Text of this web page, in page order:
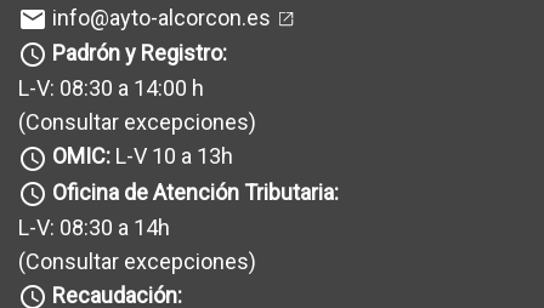
mail info@ayto-alcorcon.es
query_builder Padrón y Registro:
L-V: 08:30 a 14:00 h
(Consultar excepciones)
query_builder OMIC: L-V 10 a 13h
query_builder Oficina de Atención Tributaria:
L-V: 08:30 a 14h
(Consultar excepciones)
query_builder Recaudación: